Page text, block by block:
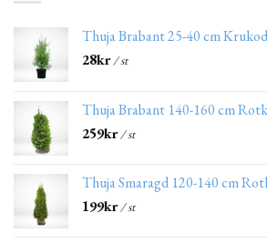
Thuja Brabant 25-40 cm
28kr/ st
Thuja Brabant 140-160 cm
259kr/ st
Thuja Smaragd 120-140 cm
199kr/ st